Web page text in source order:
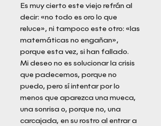
Es muy cierto este viejo refrán al
decir: «no todo es oro lo que
reluce», ni tampoco este otro: «las
matemáticas no engañan»,
porque esta vez, si han fallado.
Mi deseo no es solucionar la crisis
que padecemos, porque no
puedo, pero sí intentar por lo
menos que aparezca una mueca,
una sonrisa o, porque no, una
carcajada, en su rostro al entrar a